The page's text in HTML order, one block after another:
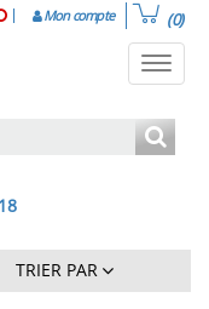
Mon compte (0)
TRIER PAR